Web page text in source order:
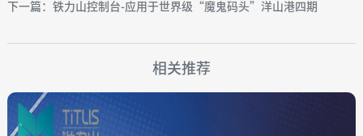
下一篇：铁力山控制台-应用于世界级“魔鬼码头”洋山港四期
相关推荐